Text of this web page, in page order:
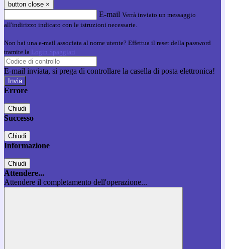
button close ×
E-mail Verrà inviato un messaggio
all'indirizzo indicato con le istruzioni necessarie.
Non hai una e-mail associata al nome utente? Effettua il reset della password
tramite la Login Spaggiari
E-mail inviata, si prega di controllare la casella di posta elettronica!
Errore
Chiudi
Successo
Chiudi
Informazione
Chiudi
Attendere...
Attendere il completamento dell'operazione...